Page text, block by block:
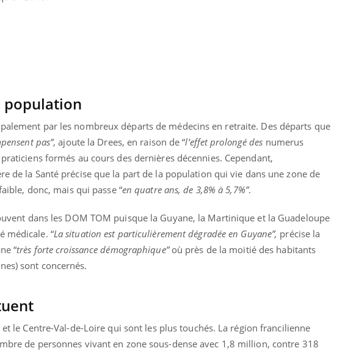
population
par les nombreux départs de médecins en retraite. Des départs que
pas”, ajoute la Drees, en raison de “l’effet prolongé des numerus
formés au cours des dernières décennies. Cependant,
de la Santé précise que la part de la population qui vie dans une zone de
donc, mais qui passe “en quatre ans, de 3,8% à 5,7%”.
dans les DOM TOM puisque la Guyane, la Martinique et la Guadeloupe
médicale. “La situation est particulièrement dégradée en Guyane”, précise la
“très forte croissance démographique”où près de la moitié des habitants
sont concernés.
le Centre-Val-de-Loire qui sont les plus touchés. La région francilienne
de personnes vivant en zone sous-dense avec 1,8 million, contre 318